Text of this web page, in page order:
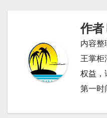
作者
内容整
王掌柜
权益，
第一时